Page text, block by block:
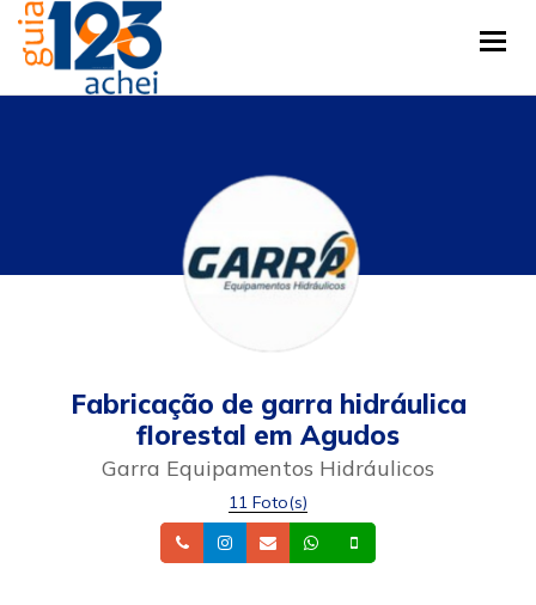
Fabricação de garra hidráulica
florestal em Agudos
Garra Equipamentos Hidráulicos
11 Foto(s)
TelefoneInstagram
Email Whatsapp